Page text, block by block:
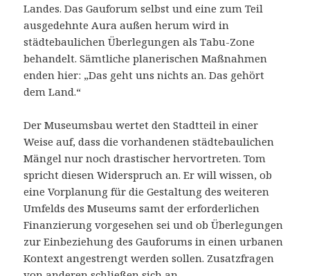
Landes. Das Gauforum selbst und eine zum Teil
ausgedehnte Aura außen herum wird in
städtebaulichen Überlegungen als Tabu-Zone
behandelt. Sämtliche planerischen Maßnahmen
enden hier: „Das geht uns nichts an. Das gehört
dem Land.“
Der Museumsbau wertet den Stadtteil in einer
Weise auf, dass die vorhandenen städtebaulichen
Mängel nur noch drastischer hervortreten. Tom
spricht diesen Widerspruch an. Er will wissen, ob
eine Vorplanung für die Gestaltung des weiteren
Umfelds des Museums samt der erforderlichen
Finanzierung vorgesehen sei und ob Überlegungen
zur Einbeziehung des Gauforums in einen urbanen
Kontext angestrengt werden sollen. Zusatzfragen